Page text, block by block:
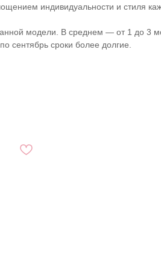
индивидуальности и стиля
модели. В среднем ― от 1 до 3
сентябрь сроки более долгие.